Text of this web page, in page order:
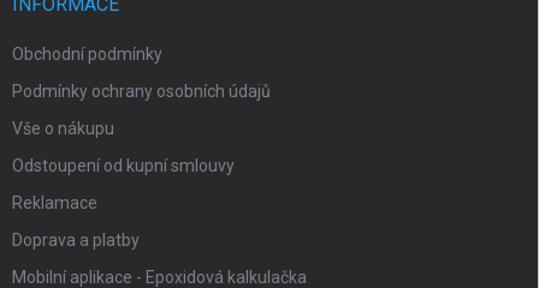
Obchodní podmínky
Podmínky ochrany osobních údajů
Vše o nákupu
Odstoupení od kupní smlouvy
Reklamace
Doprava a platby
Mobilní aplikace - Epoxidová kalkulačka